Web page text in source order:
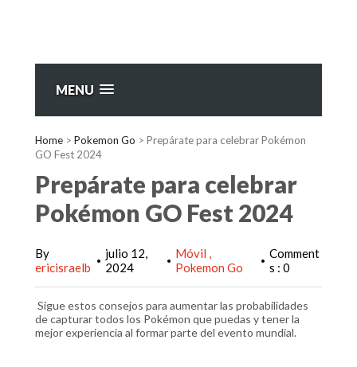
MENU
Home > Pokemon Go > Prepárate para celebrar Pokémon
GO Fest 2024
Prepárate para celebrar
Pokémon GO Fest 2024
By
ericisraelb
• julio 12,
2024
• Móvil
Pokemon Go
• Comment
s : 0
Sigue estos consejos para aumentar las probabilidades
de capturar todos los Pokémon que puedas y tener la
mejor experiencia al formar parte del evento mundial.